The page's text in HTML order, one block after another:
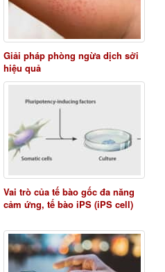
Giải pháp phòng ngừa dịch sởi
hiệu quả
Vai trò của tế bào gốc đa năng
cảm ứng, tế bào iPS (iPS cell)